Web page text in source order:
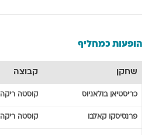
הופעות כמחליף
שחקן קבוצה
כריסטיאן בולאניוס קוסטה ריקה
פרנסיסקו קאלבו קוסטה ריקה